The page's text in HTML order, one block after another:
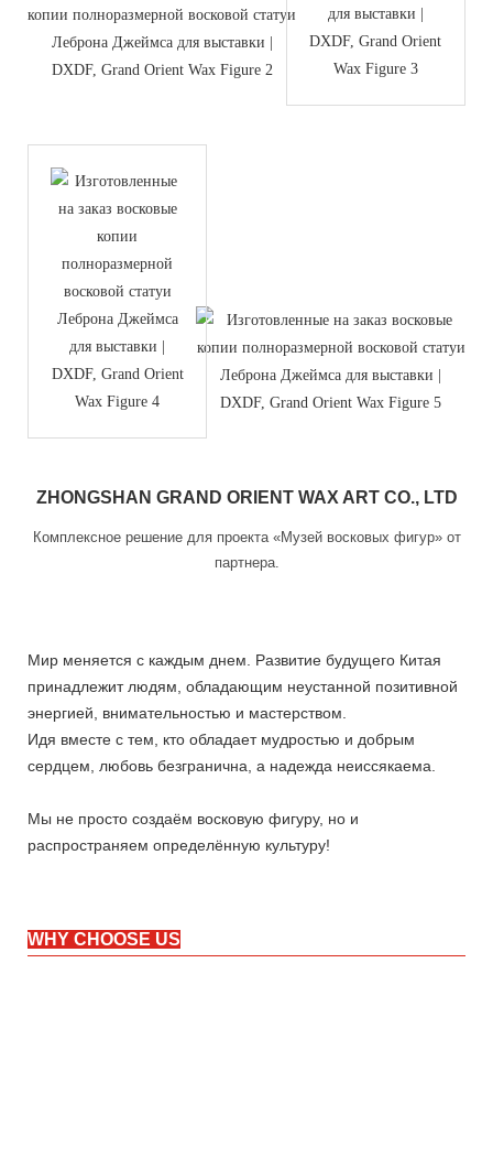
ZHONGSHAN GRAND ORIENT WAX ART CO., LTD
Комплексное решение для проекта «Музей восковых фигур» от
партнера.
Мир меняется с каждым днем. Развитие будущего Китая
принадлежит людям, обладающим неустанной позитивной
энергией, внимательностью и мастерством.
Идя вместе с тем, кто обладает мудростью и добрым
сердцем, любовь безгранична, а надежда неиссякаема.
Мы не просто создаём восковую фигуру, но и
распространяем определённую культуру!
WHY CHOOSE US